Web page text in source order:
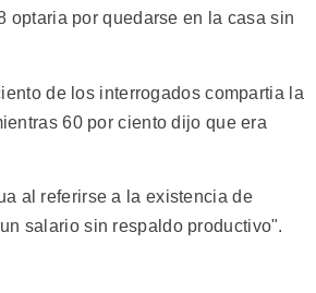
optaria por quedarse en la casa sin
de los interrogados compartia la
60 por ciento dijo que era
al referirse a la existencia de
salario sin respaldo productivo".